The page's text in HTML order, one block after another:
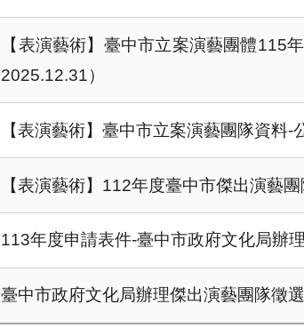
【表演藝術】臺中市立案演藝團體115
2025.12.31）
【表演藝術】臺中市立案演藝團隊資料
【表演藝術】112年度臺中市傑出演藝
113年度申請表件-臺中市政府文化局辦
臺中市政府文化局辦理傑出演藝團隊徵